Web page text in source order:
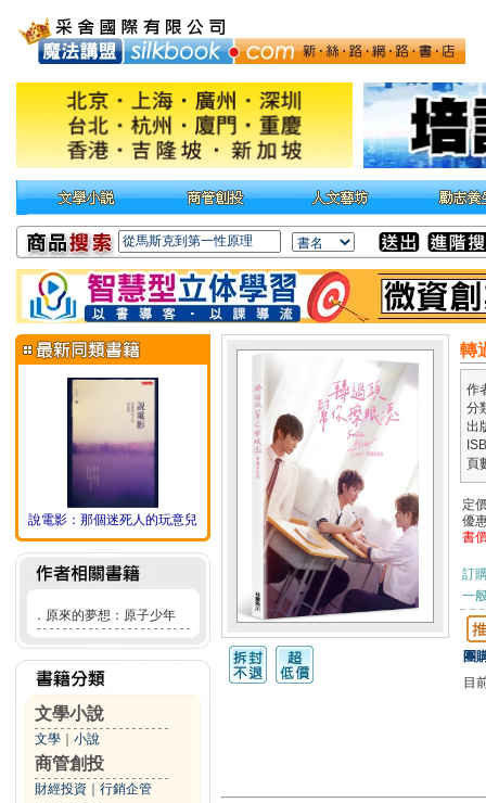
說電影：那個迷死人的玩意兒
． 原來的夢想：原子少年
文學小說
文學 小說
商管創投
財經投資 行銷企管
轉
作
分
出
頁
定
優
書
訂
一
團
目